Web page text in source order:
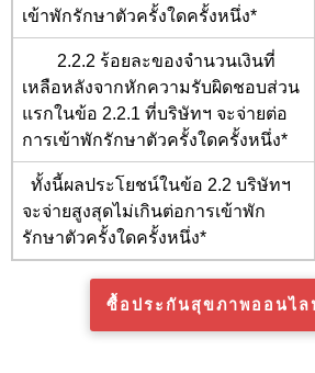
เข้าพักรักษาตัวครั้งใดครั้งหนึ่ง*
2.2.2 ร้อยละของจำนวนเงินที่
เหลือหลังจากหักความรับผิดชอบส่วน
แรกในข้อ 2.2.1 ที่บริษัทฯ จะจ่ายต่อ
การเข้าพักรักษาตัวครั้งใดครั้งหนึ่ง*
ทั้งนี้ผลประโยชน์ในข้อ 2.2 บริษัทฯ
จะจ่ายสูงสุดไม่เกินต่อการเข้าพัก
รักษาตัวครั้งใดครั้งหนึ่ง*
ซื้อประกันสุขภาพออนไ